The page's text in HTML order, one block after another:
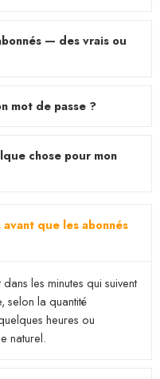
— des vrais ou
mot de passe ?
chose pour mon
que les abonnés
les minutes qui suivent
selon la quantité
heures ou
naturel.